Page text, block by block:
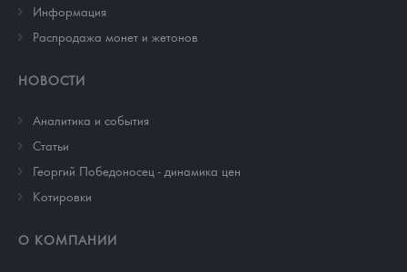
Информация
Распродажа монет и жетонов
НОВОСТИ
Аналитика и события
Cтатьи
Георгий Победоносец - динамика цен
Котировки
О КОМПАНИИ